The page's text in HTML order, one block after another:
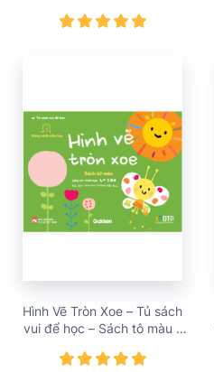
Giá bán 68,000 vnđ
Hình Vẽ Tròn Xoe – Tủ sách
vui để học – Sách tô màu –
68,000 vnđ